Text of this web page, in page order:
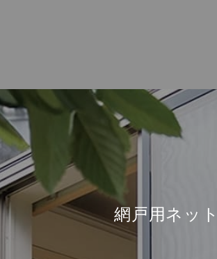
網戸用ネット